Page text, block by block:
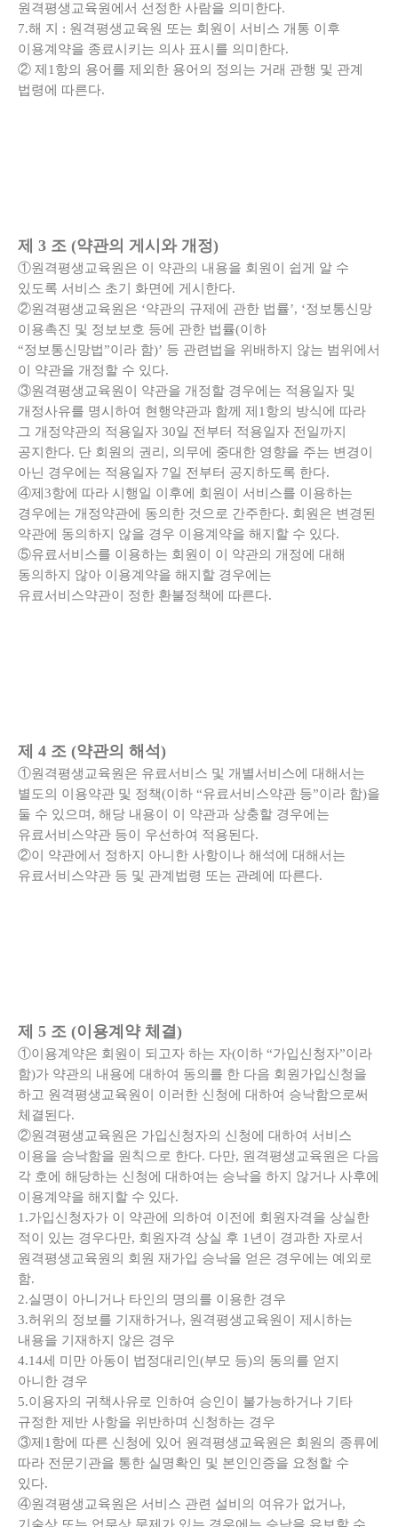
원격평생교육원에서 선정한 사람을 의미한다.
7.해 지 : 원격평생교육원 또는 회원이 서비스 개통 이후
이용계약을 종료시키는 의사 표시를 의미한다.
② 제1항의 용어를 제외한 용어의 정의는 거래 관행 및 관계
법령에 따른다.
제 3 조 (약관의 게시와 개정)
①원격평생교육원은 이 약관의 내용을 회원이 쉽게 알 수
있도록 서비스 초기 화면에 게시한다.
②원격평생교육원은 ‘약관의 규제에 관한 법률’, ‘정보통신망
이용촉진 및 정보보호 등에 관한 법률(이하
“정보통신망법”이라 함)’ 등 관련법을 위배하지 않는 범위에서
이 약관을 개정할 수 있다.
③원격평생교육원이 약관을 개정할 경우에는 적용일자 및
개정사유를 명시하여 현행약관과 함께 제1항의 방식에 따라
그 개정약관의 적용일자 30일 전부터 적용일자 전일까지
공지한다. 단 회원의 권리, 의무에 중대한 영향을 주는 변경이
아닌 경우에는 적용일자 7일 전부터 공지하도록 한다.
④제3항에 따라 시행일 이후에 회원이 서비스를 이용하는
경우에는 개정약관에 동의한 것으로 간주한다. 회원은 변경된
약관에 동의하지 않을 경우 이용계약을 해지할 수 있다.
⑤유료서비스를 이용하는 회원이 이 약관의 개정에 대해
동의하지 않아 이용계약을 해지할 경우에는
유료서비스약관이 정한 환불정책에 따른다.
제 4 조 (약관의 해석)
①원격평생교육원은 유료서비스 및 개별서비스에 대해서는
별도의 이용약관 및 정책(이하 “유료서비스약관 등”이라 함)을
둘 수 있으며, 해당 내용이 이 약관과 상충할 경우에는
유료서비스약관 등이 우선하여 적용된다.
②이 약관에서 정하지 아니한 사항이나 해석에 대해서는
유료서비스약관 등 및 관계법령 또는 관례에 따른다.
제 5 조 (이용계약 체결)
①이용계약은 회원이 되고자 하는 자(이하 “가입신청자”이라
함)가 약관의 내용에 대하여 동의를 한 다음 회원가입신청을
하고 원격평생교육원이 이러한 신청에 대하여 승낙함으로써
체결된다.
②원격평생교육원은 가입신청자의 신청에 대하여 서비스
이용을 승낙함을 원칙으로 한다. 다만, 원격평생교육원은 다음
각 호에 해당하는 신청에 대하여는 승낙을 하지 않거나 사후에
이용계약을 해지할 수 있다.
1.가입신청자가 이 약관에 의하여 이전에 회원자격을 상실한
적이 있는 경우다만, 회원자격 상실 후 1년이 경과한 자로서
원격평생교육원의 회원 재가입 승낙을 얻은 경우에는 예외로
함.
2.실명이 아니거나 타인의 명의를 이용한 경우
3.허위의 정보를 기재하거나, 원격평생교육원이 제시하는
내용을 기재하지 않은 경우
4.14세 미만 아동이 법정대리인(부모 등)의 동의를 얻지
아니한 경우
5.이용자의 귀책사유로 인하여 승인이 불가능하거나 기타
규정한 제반 사항을 위반하며 신청하는 경우
③제1항에 따른 신청에 있어 원격평생교육원은 회원의 종류에
따라 전문기관을 통한 실명확인 및 본인인증을 요청할 수
있다.
④원격평생교육원은 서비스 관련 설비의 여유가 없거나,